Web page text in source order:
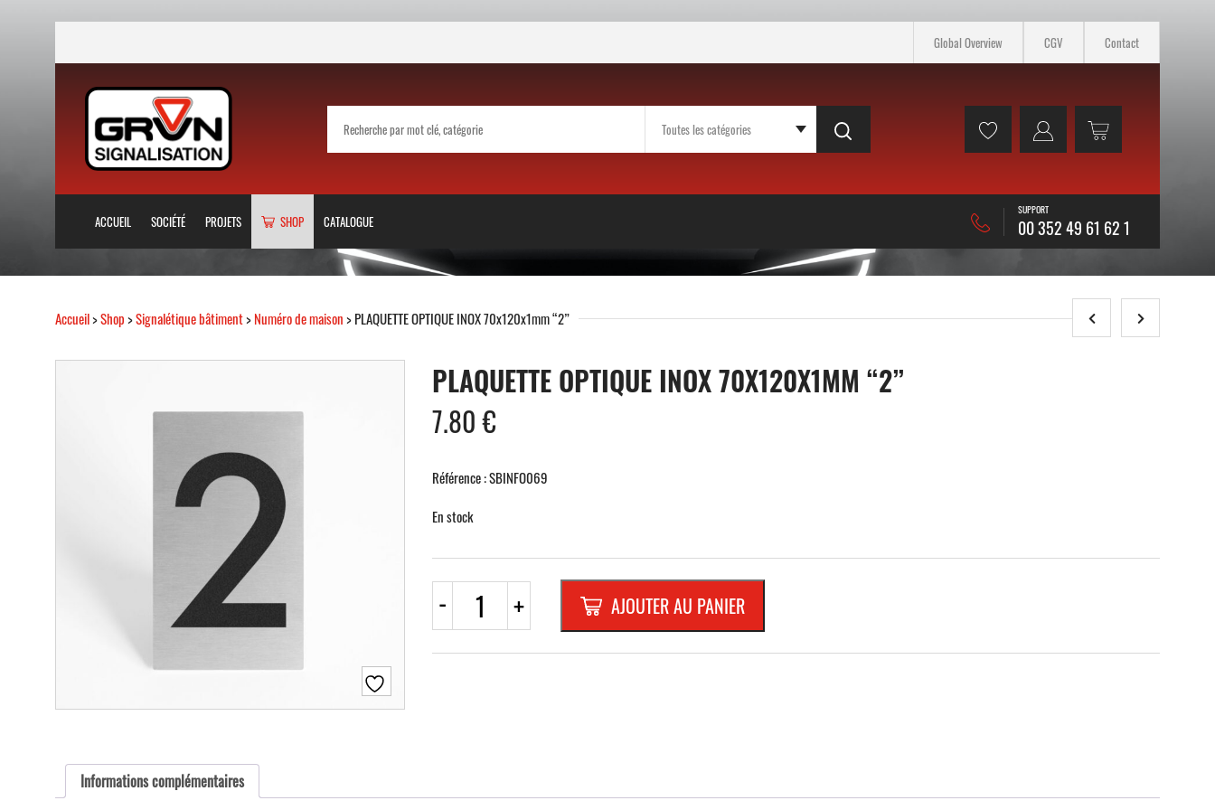
Global Overview CGV Contact
ACCUEIL SOCIÉTÉ PROJETS SHOP CATALOGUE
SUPPORT
00 352 49 61 62 1
Accueil>Shop>Signalétique bâtiment>Numéro de maison> PLAQUETTE OPTIQUE INOX 70x120x1mm “2”
PLAQUETTE OPTIQUE INOX 70X120X1MM “2”
7.80€
Référence : SBINFO069
En stock
- quantité
PLAQUETTE
+ AJOUTER AU PANIER
Informations complémentaires